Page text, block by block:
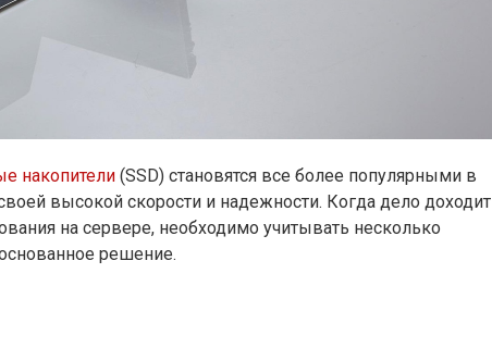
накопители (SSD) становятся все более популярными в
высокой скорости и надежности. Когда дело доходит
на сервере, необходимо учитывать несколько
решение.